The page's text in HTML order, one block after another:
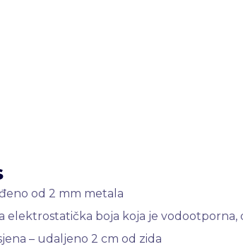
od 2 mm metala
elektrostatička boja koja je vodootporna,
– udaljeno 2 cm od zida